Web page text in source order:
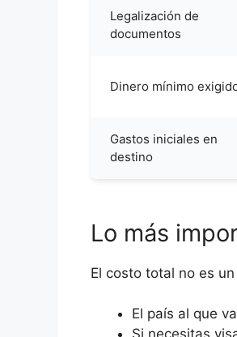
Legalización de
documentos
Dinero mínimo
Gastos iniciales en
destino
Lo más
El costo total no es
El país al que